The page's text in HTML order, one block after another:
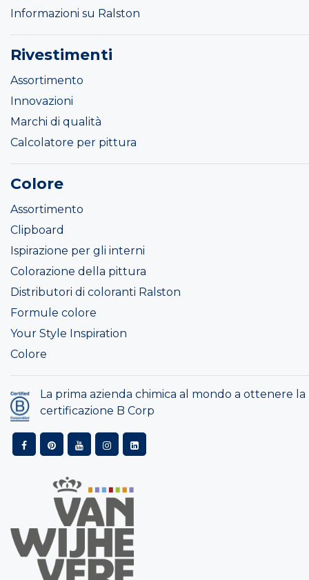
Informazioni su Ralston
Rivestimenti
Assortimento
Innovazioni
Marchi di qualità
Calcolatore per pittura
Colore
Assortimento
Clipboard
Ispirazione per gli interni
Colorazione della pittura
Distributori di coloranti Ralston
Formule colore
Your Style Inspiration
Colore
La prima azienda chimica al mondo a ottenere la
certificazione B Corp